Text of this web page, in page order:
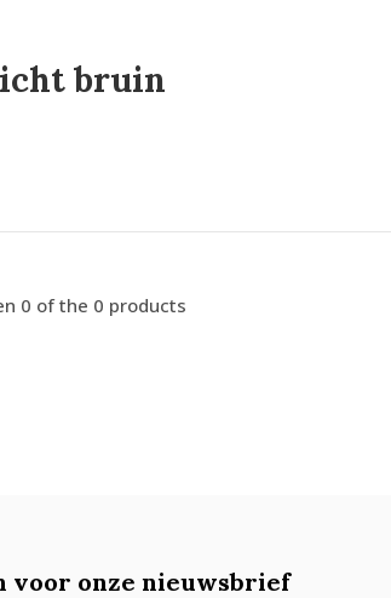
bruin
0 of the 0 products
voor onze nieuwsbrief